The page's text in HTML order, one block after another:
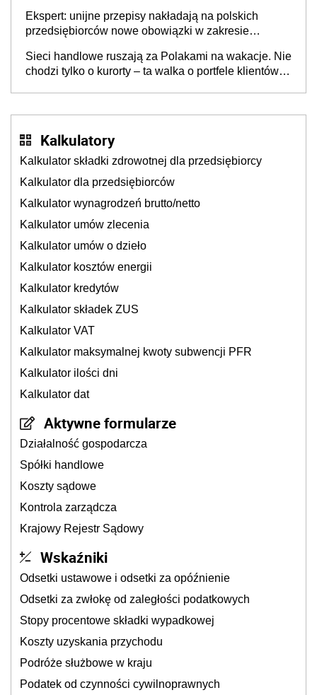
Ekspert: unijne przepisy nakładają na polskich
przedsiębiorców nowe obowiązki w zakresie
Sieci handlowe ruszają za Polakami na wakacje. Nie
chodzi tylko o kurorty – ta walka o portfele klientów
Kalkulatory
Kalkulator składki zdrowotnej dla przedsiębiorcy
Kalkulator dla przedsiębiorców
Kalkulator wynagrodzeń brutto/netto
Kalkulator umów zlecenia
Kalkulator umów o dzieło
Kalkulator kosztów energii
Kalkulator kredytów
Kalkulator składek ZUS
Kalkulator VAT
Kalkulator maksymalnej kwoty subwencji PFR
Kalkulator ilości dni
Kalkulator dat
Aktywne formularze
Działalność gospodarcza
Spółki handlowe
Koszty sądowe
Kontrola zarządcza
Krajowy Rejestr Sądowy
Wskaźniki
Odsetki ustawowe i odsetki za opóźnienie
Odsetki za zwłokę od zaległości podatkowych
Stopy procentowe składki wypadkowej
Koszty uzyskania przychodu
Podróże służbowe w kraju
Podatek od czynności cywilnoprawnych